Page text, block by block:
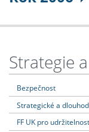
Strategie
Bezpečnost
Strategické a
FF UK pro udržitelnost